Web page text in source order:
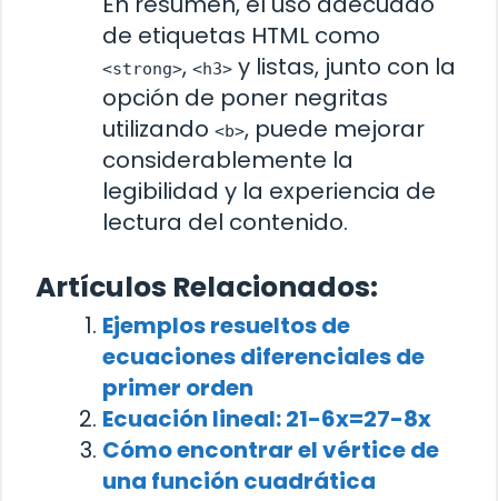
de etiquetas HTML como
<strong>, <h3> y listas, junto con la
opción de poner negritas
utilizando <b>, puede mejorar
considerablemente la
legibilidad y la experiencia de
lectura del contenido.
Artículos Relacionados:
Ejemplos resueltos de
ecuaciones diferenciales de
primer orden
Ecuación lineal: 21-6x=27-8x
Cómo encontrar el vértice de
una función cuadrática